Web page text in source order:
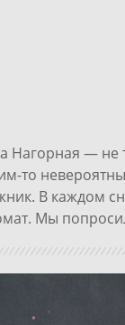
Нагорная — не
то
В каждом
Мы